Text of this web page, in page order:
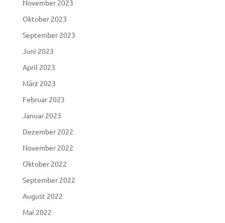
November 2023
Oktober 2023
September 2023
Juni 2023
April 2023
März 2023
Februar 2023
Januar 2023
Dezember 2022
November 2022
Oktober 2022
September 2022
August 2022
Mai 2022